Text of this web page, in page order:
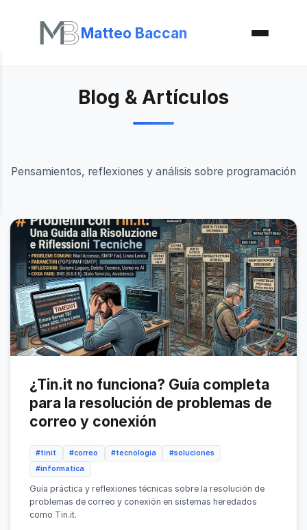
Matteo Baccan
Blog & Artículos
Pensamientos, reflexiones y análisis sobre programación
¿Tin.it no funciona? Guía completa
para la resolución de problemas de
correo y conexión
#tinit #correo #tecnologia
#soluciones
#informatica
Guía práctica y reflexiones técnicas sobre la resolución de
problemas de correo y conexión en sistemas heredados
como Tin.it.